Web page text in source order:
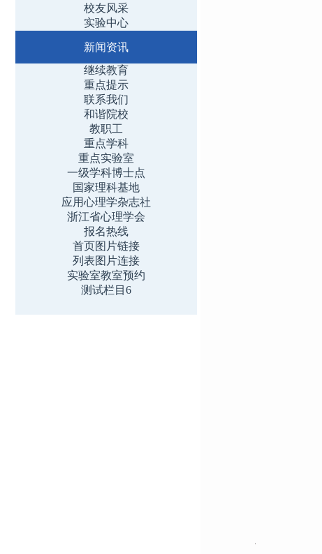
校友风采
实验中心
新闻资讯
继续教育
重点提示
联系我们
和谐院校
教职工
重点学科
重点实验室
一级学科博士点
国家理科基地
应用心理学杂志社
浙江省心理学会
报名热线
首页图片链接
列表图片连接
实验室教室预约
测试栏目6